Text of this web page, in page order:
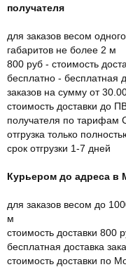
получателя
для заказов весом
габаритов не более 2 м
800 руб - стоимость
бесплатно - бесплатная
заказов на сумму от
стоимость доставки до
получателя по тарифам
отгрузка только
срок отгрузки 1-7 дней
Курьером до адреса в
для заказов весом до
м
стоимость доставки 800
бесплатная доставка
стоимость доставки по